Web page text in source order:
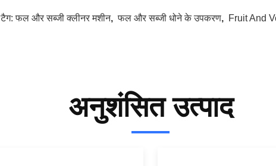
टैग:फल और सब्जी क्लीनर मशीन,फल ​​और सब्जी धोने के उपकरण, Fruit And
अनुशंसित उत्पाद